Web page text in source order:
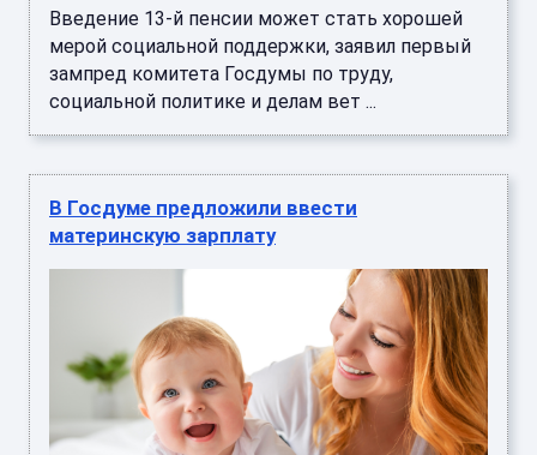
Введение 13-й пенсии может стать хорошей
мерой социальной поддержки, заявил первый
зампред комитета Госдумы по труду,
социальной политике и делам вет ...
В Госдуме предложили ввести
материнскую зарплату